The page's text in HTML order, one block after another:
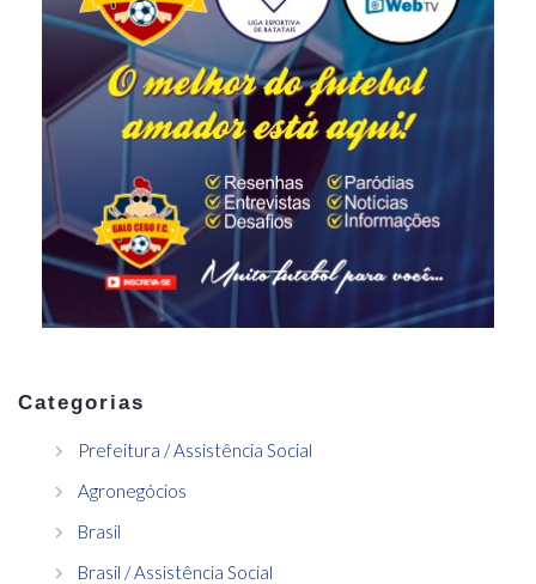
Categorias
Prefeitura / Assistência Social
Agronegócios
Brasil
Brasil / Assistência Social